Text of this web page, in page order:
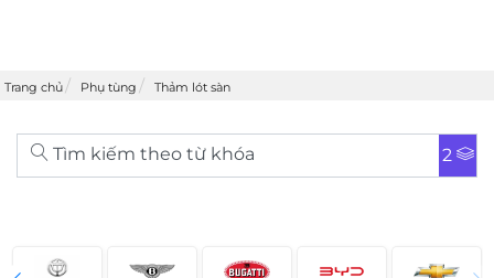
Trang chủ Phụ tùng Thảm lót sàn
Tìm kiếm theo từ khóa 2